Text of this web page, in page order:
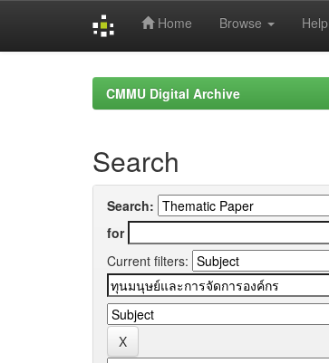
Home Browse Help
CMMU Digital Archive
Search
Search:
for
Current filters: